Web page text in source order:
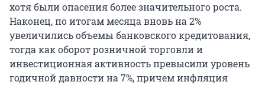
хотя были опасения более значительного роста.
Наконец, по итогам месяца вновь на 2%
увеличились объемы банковского кредитования,
тогда как оборот розничной торговли и
инвестиционная активность превысили уровень
годичной давности на 7%, причем инфляция